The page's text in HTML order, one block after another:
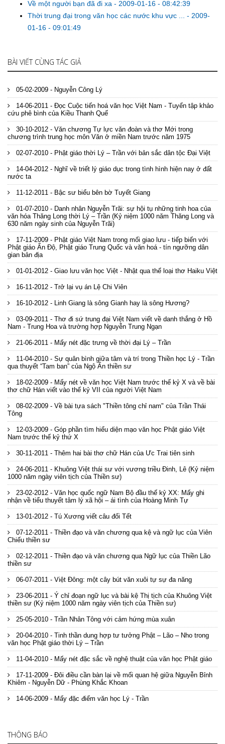
Về một người bạn đã đi xa - 2009-01-16 - 08:42:39
Thời trung đại trong văn học các nước khu vực ... - 2009-
01-16 - 09:01:49
BÀI VIẾT CÙNG TÁC GIẢ
05-02-2009 - Nguyễn Công Lý
14-06-2011 - Đọc Cuộc tiến hoá văn học Việt Nam - Tuyển tập khảo
cứu phê bình của Kiều Thanh Quế
30-10-2012 - Văn chương Tự lực văn đoàn và thơ Mới trong
chương trình trung học môn Văn ở miền Nam trước năm 1975
02-07-2010 - Phật giáo thời Lý – Trần với bản sắc dân tộc Đại Việt
14-04-2012 - Nghĩ về triết lý giáo dục trong tình hình hiện nay ở đất
nước ta
11-12-2011 - Bậc sư biểu bên bờ Tuyết Giang
01-07-2010 - Danh nhân Nguyễn Trãi: sự hội tụ những tinh hoa của
văn hóa Thăng Long thời Lý – Trần (Kỷ niệm 1000 năm Thăng Long và
630 năm ngày sinh của Nguyễn Trãi)
17-11-2009 - Phật giáo Việt Nam trong mối giao lưu - tiếp biến với
Phật giáo Ấn Độ, Phật giáo Trung Quốc và văn hoá - tín ngưỡng dân
gian bản địa
01-01-2012 - Giao lưu văn học Việt - Nhật qua thể loại thơ Haiku Việt
16-11-2012 - Trở lại vụ án Lệ Chi Viên
16-10-2012 - Linh Giang là sông Gianh hay là sông Hương?
03-09-2011 - Thơ đi sứ trung đại Việt Nam viết về danh thắng ở Hồ
Nam - Trung Hoa và trường hợp Nguyễn Trung Ngạn
21-06-2011 - Mấy nét đặc trưng về thời đại Lý – Trần
11-04-2010 - Sự quân bình giữa tâm và trí trong Thiền học Lý - Trần
qua thuyết “Tam ban” của Ngộ Ấn thiền sư
18-02-2009 - Mấy nét về văn học Việt Nam trước thế kỷ X và về bài
thơ chữ Hán viết vào thế kỷ VII của người Việt Nam
08-02-2009 - Về bài tựa sách "Thiền tông chỉ nam" của Trần Thái
Tông
12-03-2009 - Góp phần tìm hiểu diện mạo văn học Phật giáo Việt
Nam trước thế kỷ thứ X
30-11-2011 - Thêm hai bài thơ chữ Hán của Ưc Trai tiên sinh
24-06-2011 - Khuông Việt thái sư với vương triều Đinh, Lê (Kỷ niệm
1000 năm ngày viên tịch của Thiền sư)
23-02-2012 - Văn học quốc ngữ Nam Bộ đầu thế kỷ XX: Mấy ghi
nhận về tiểu thuyết tâm lý xã hội – ái tình của Hoàng Minh Tự
13-01-2012 - Tú Xương viết câu đối Tết
07-12-2011 - Thiền đạo và văn chương qua kệ và ngữ lục của Viên
Chiếu thiền sư
02-12-2011 - Thiền đạo và văn chương qua Ngữ lục của Thiền Lão
thiền sư
06-07-2011 - Việt Đông: một cây bút văn xuôi tự sự đa năng
23-06-2011 - Ý chỉ đoạn ngữ lục và bài kệ Thị tịch của Khuông Việt
thiền sư (Kỷ niệm 1000 năm ngày viên tịch của Thiền sư)
25-05-2010 - Trần Nhân Tông với cảm hứng mùa xuân
20-04-2010 - Tinh thần dung hợp tư tưởng Phật – Lão – Nho trong
văn học Phật giáo thời Lý – Trần
11-04-2010 - Mấy nét đặc sắc về nghệ thuật của văn học Phật giáo
17-11-2009 - Đôi điều cần bàn lại về mối quan hệ giữa Nguyễn Bỉnh
Khiêm - Nguyễn Dữ - Phùng Khắc Khoan
14-06-2009 - Mấy đặc điểm văn học Lý - Trần
THÔNG BÁO